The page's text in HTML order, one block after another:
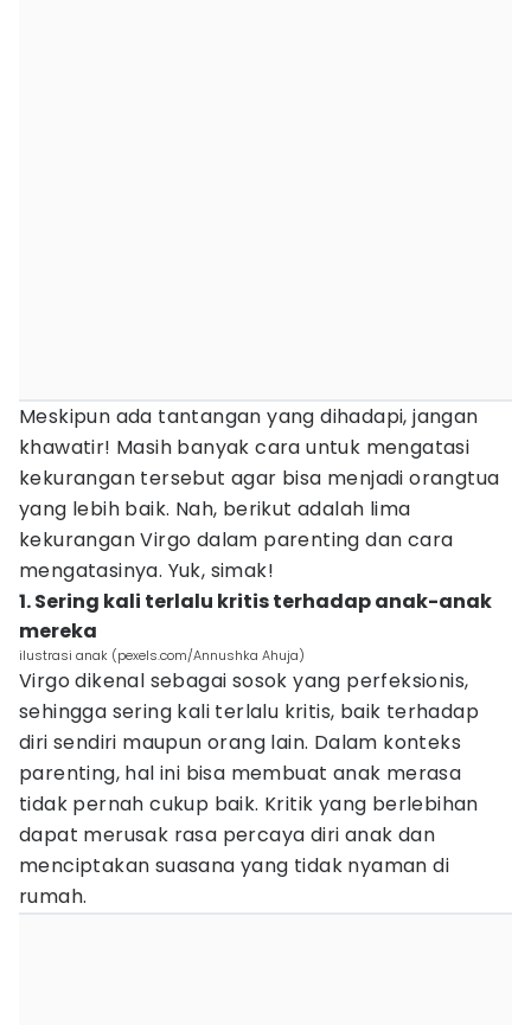
Meskipun ada tantangan yang dihadapi, jangan
khawatir! Masih banyak cara untuk mengatasi
kekurangan tersebut agar bisa menjadi orangtua
yang lebih baik. Nah, berikut adalah lima
kekurangan Virgo dalam parenting dan cara
mengatasinya. Yuk, simak!
1. Sering kali terlalu kritis terhadap anak-anak
mereka
ilustrasi anak (pexels.com/Annushka Ahuja)
Virgo dikenal sebagai sosok yang perfeksionis,
sehingga sering kali terlalu kritis, baik terhadap
diri sendiri maupun orang lain. Dalam konteks
parenting, hal ini bisa membuat anak merasa
tidak pernah cukup baik. Kritik yang berlebihan
dapat merusak rasa percaya diri anak dan
menciptakan suasana yang tidak nyaman di
rumah.